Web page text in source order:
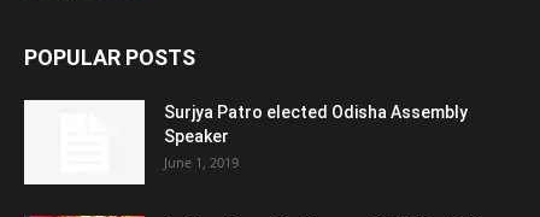
POPULAR POSTS
Surjya Patro elected Odisha Assembly
Speaker
June 1, 2019